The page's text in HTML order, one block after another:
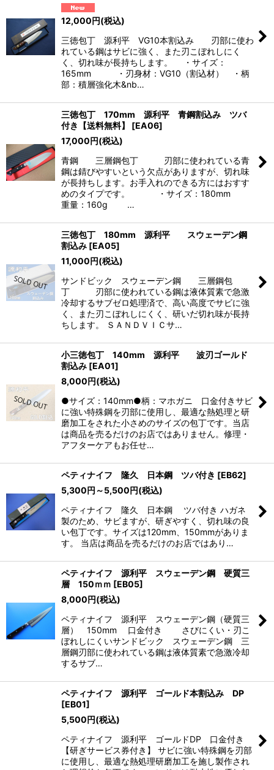
12,000円(税込)
三徳包丁 源利平 VG10本割込み 刃部に使わ
れている鋼はサビに強く、また刃こぼれしにく
く、切れ味が長持ちします。 ・サイズ：
165mm ・刃身材：VG10（割込材） ・柄
部：積層強化木&nb…
三徳包丁 170mm 源利平 青鋼割込み ツバ
付き【送料無料】
[EA06]
17,000円(税込)
青鋼 三層鋼包丁 刃部に使われている青
鋼は錆びやすいという欠点がありますが、切れ味
が長持ちします。お手入れのできる方にはおすす
めのタイプです。 ・サイズ：180mm
重量：160g …
三徳包丁 180mm 源利平 スウェーデン鋼
割込み [EA05]
11,000円(税込)
サンドビック スウェーデン鋼 三層鋼包
丁 刃部に使われている鋼は液体質素で急激
冷却するサブゼロ処理済で、高い高度でサビに強
く、また刃こぼれしにくく、研いだ切れ味が長持
ちします。 ＳＡＮＤＶＩＣサ…
小三徳包丁 140mm 源利平 波刃ゴールド
割込み [EA01]
8,000円(税込)
●サイズ：140mm●柄：マホガニ 口金付きサビ
に強い特殊鋼を刃部に使用し、最適な熱処理と研
磨加工をされた小さめのサイズの包丁です。当店
は商品を売るだけのお店ではありません。修理・
アフターケアもお任せ…
ペティナイフ 隆久 日本鋼 ツバ付き [EB62]
5,300円 ～5,500円(税込)
ペティナイフ 隆久 日本鋼 ツバ付き ハガネ
製のため、サビますが、研ぎやすく、切れ味の良
い包丁です。サイズは120mm、150mmがありま
す。 当店は商品を売るだけのお店ではあり…
ペティナイフ 源利平 スウェーデン鋼 硬質三
層 150ｍｍ [EB05]
8,000円(税込)
ペティナイフ 源利平 スウェーデン鋼（硬質三
層） 150mm 口金付き さびにくい・刃こ
ぼれしにくいサンドビック スウェーデン鋼 三
層鋼刃部に使われている鋼は液体質素で急激冷却
するサブ…
ペティナイフ 源利平 ゴールド本割込み DP
[EB01]
5,500円(税込)
ペティナイフ 源利平 ゴールドDP 口金付き
【研ぎサービス券付き】 サビに強い特殊鋼を刃部
に使用し、最適な熱処理研磨加工を施し製作され